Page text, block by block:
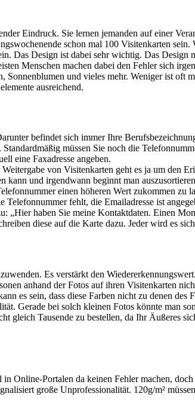
Eindruck. Sie lernen jemanden auf einer
schon mal 100 Visitenkarten
Das Design ist dabei sehr wichtig. Das
Menschen machen dabei den Fehler sich
Sonnenblumen und vieles mehr. Weniger ist oft
ausreichend.
befindet sich immer Ihre
müssen Sie noch die
eine Faxadresse angeben.
von Visitenkarten geht es ja um den
kann und irgendwann beginnt man
einen höheren Wert zukommen zu
Telefonnummer fehlt, die Emailadresse ist
„Hier haben Sie meine Kontaktdaten. Einen
diese auf die Karte dazu. Jeder wird es
Es verstärkt den
anhand der Fotos auf ihren Visitenkarten
es sein, dass diese Farben nicht zu denen des
Gerade bei solch kleinen Fotos könnte man
gleich Tausende zu bestellen, da Ihr Äußeres
Online-Portalen da keinen Fehler machen,
große Unprofessionalität. 120g/m²